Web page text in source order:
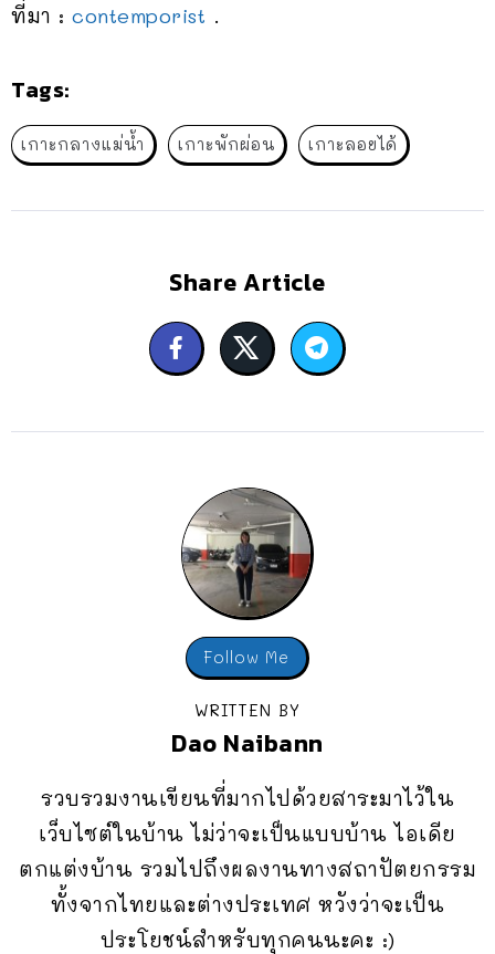
ที่มา : contemporist .
Tags:
เกาะกลางแม่น้ำ เกาะพักผ่อน เกาะลอยได้
Share Article
Follow Me
WRITTEN BY
Dao Naibann
รวบรวมงานเขียนที่มากไปด้วยสาระมาไว้ใน
เว็บไซต์ในบ้าน ไม่ว่าจะเป็นแบบบ้าน ไอเดีย
ตกแต่งบ้าน รวมไปถึงผลงานทางสถาปัตยกรรม
ทั้งจากไทยและต่างประเทศ หวังว่าจะเป็น
ประโยชน์สำหรับทุกคนนะคะ :)